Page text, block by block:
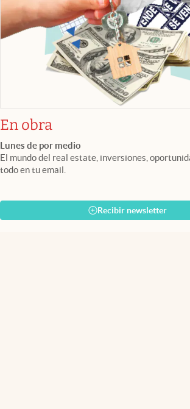
En obra
Lunes de por medio
El mundo del real estate, inversiones,
todo en tu email.
Recibir newsletter